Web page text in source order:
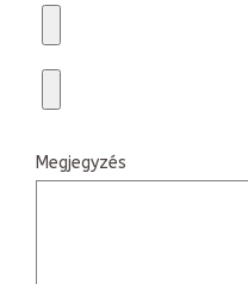
Megjegyzés